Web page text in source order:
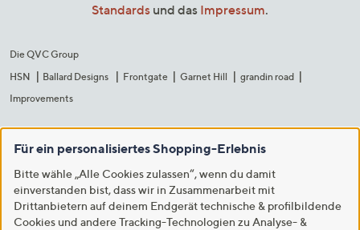
Standards und das Impressum.
Die QVC Group
HSN
Ballard Designs Frontgate Garnet Hill
grandin road
Improvements
Für ein personalisiertes Shopping-Erlebnis
Bitte wähle „Alle Cookies zulassen“, wenn du damit
einverstanden bist, dass wir in Zusammenarbeit mit
Drittanbietern auf deinem Endgerät technische & profilbildende
Cookies und andere Tracking-Technologien zu Analyse- &